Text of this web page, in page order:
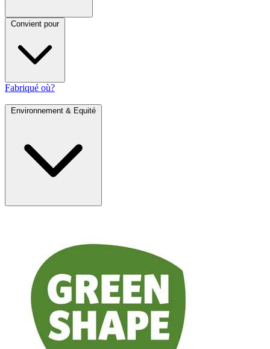
Convient pour
Fabriqué où?
Environnement & Equité